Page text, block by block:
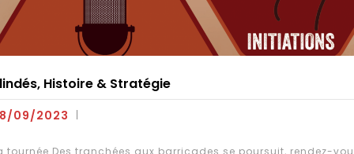
Histoire & Stratégie
09/2023
tournée Des tranchées aux barricades se poursuit, rendez-